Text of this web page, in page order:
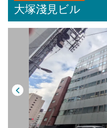
大塚淺見ビル